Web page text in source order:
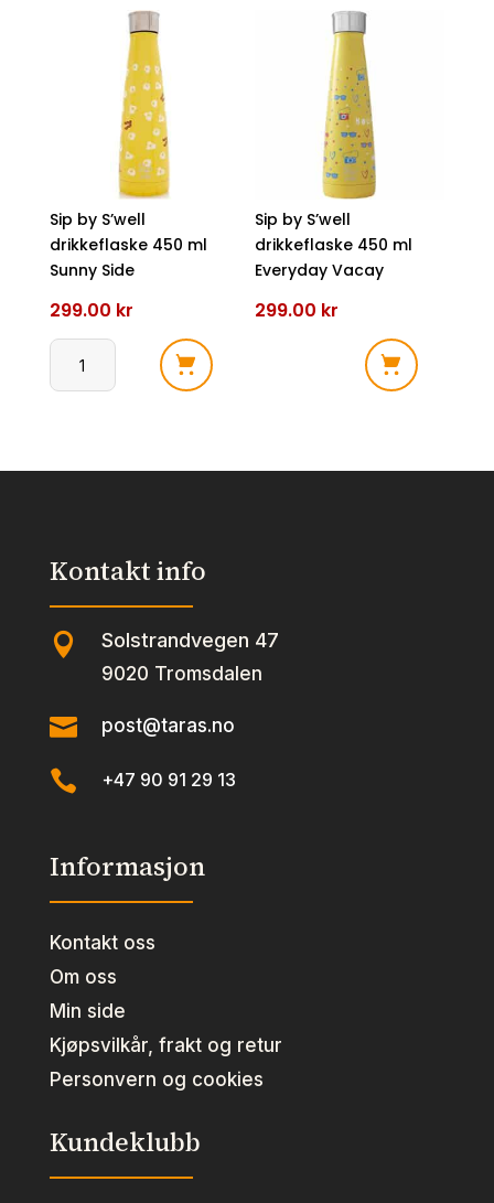
Sip by S’well
drikkeflaske 450 ml
Sunny Side
299.00 kr
Side
antall
Sip by S’well
drikkeflaske 450 ml
Everyday Vacay
299.00 kr
Kontakt info
 Solstrandvegen 47
9020 Tromsdalen
 post@taras.no
 +47 90 91 29 13
Informasjon
Kontakt oss
Om oss
Min side
Kjøpsvilkår, frakt og retur
Personvern og cookies
Kundeklubb